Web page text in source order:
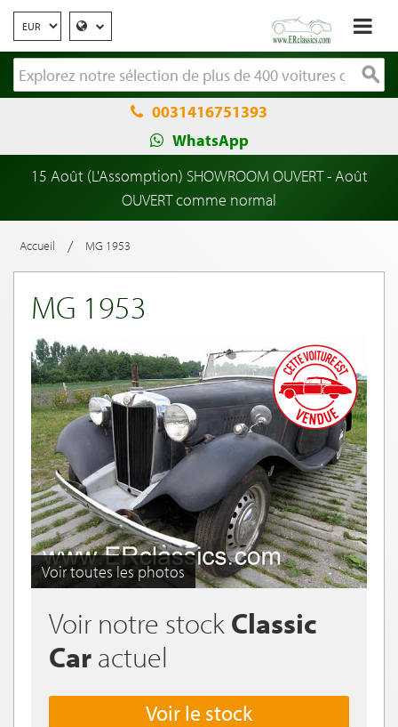
0031416751393
WhatsApp
15 Août (L'Assomption) SHOWROOM OUVERT - Août
OUVERT comme normal
Accueil / MG 1953
MG 1953
Voir toutes les photos
Voir notre stock Classic
Car actuel
Voir le stock